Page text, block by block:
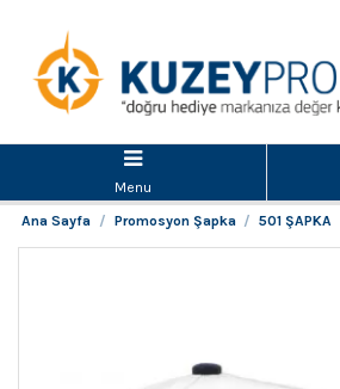
Menu
Ana Sayfa
Promosyon Şapka 501 ŞAPKA